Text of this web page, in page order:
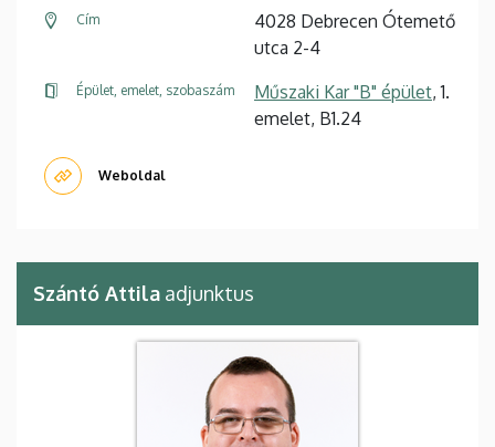
Cím
4028 Debrecen Ótemető
utca 2-4
Épület, emelet, szobaszám Műszaki Kar "B" épület, 1.
emelet, B1.24
Weboldal
Szántó Attila adjunktus